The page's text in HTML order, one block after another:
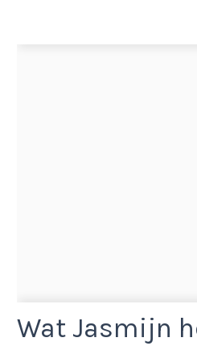
Wat Jasmijn